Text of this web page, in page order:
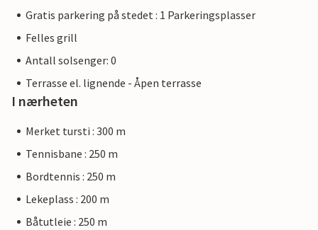
Gratis parkering på stedet : 1 Parkeringsplasser
Felles grill
Antall solsenger: 0
Terrasse el. lignende - Åpen terrasse
I nærheten
Merket tursti : 300 m
Tennisbane : 250 m
Bordtennis : 250 m
Lekeplass : 200 m
Båtutleie : 250 m